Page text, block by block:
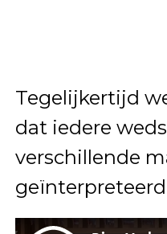
Tegelijkertijd
dat iedere
verschillende